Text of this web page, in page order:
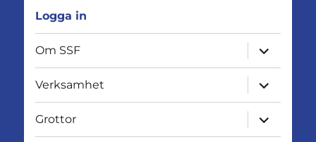
Logga in
Om SSF
expandera
Verksamhet
expandera
Grottor
expandera